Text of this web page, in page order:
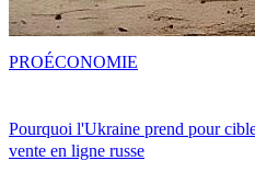
Pourquoi l'Ukraine prend pour
vente en ligne russe
PROÉCONOMIE